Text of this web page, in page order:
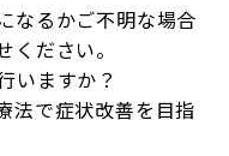
なるかご不明な場合
ださい。
いますか？
法で症状改善を目指